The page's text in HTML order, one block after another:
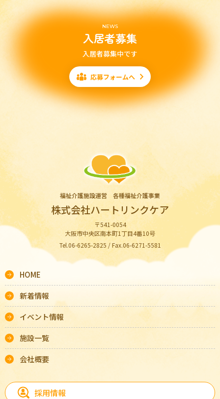
NEWS
入居者募集
入居者募集中です
応募フォームへ
福祉介護施設運営 各種福祉介護事業
株式会社ハートリンクケア
〒541-0054
大阪市中央区南本町1丁目4番10号
Tel.06-6265-2825 / Fax.06-6271-5581
HOME
新着情報
イベント情報
施設一覧
会社概要
採用情報